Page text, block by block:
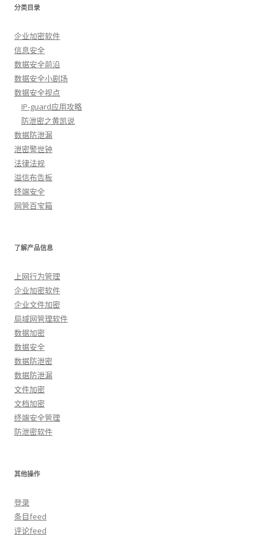
分类目录
企业加密软件
信息安全
数据安全前沿
数据安全小剧场
数据安全视点
IP-guard应用攻略
防泄密之黄凯说
数据防泄漏
泄密警世钟
法律法规
溢信布告板
终端安全
网管百宝箱
了解产品信息
上网行为管理
企业加密软件
企业文件加密
局域网管理软件
数据加密
数据安全
数据防泄密
数据防泄漏
文件加密
文档加密
终端安全管理
防泄密软件
其他操作
登录
条目feed
评论feed